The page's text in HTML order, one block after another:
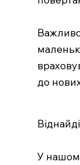
до
У